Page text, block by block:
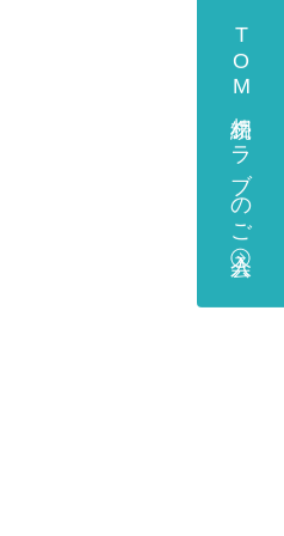
TOM相続クラブのご入会